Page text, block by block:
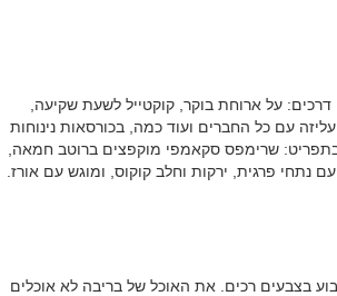
על ארוחת בוקר, קוקטייל לשעת שקיעה,
עם כל החברים ועוד כמה, בכורסאות נינוחות
שרימפס סקאמפי מוקפצים ברוטב חמאה,
נתחי פרגית, ירקות וחלב קוקוס, ומוגש עם אורז.
בצבעים רכים. את האוכל של בריבה לא אוכלים